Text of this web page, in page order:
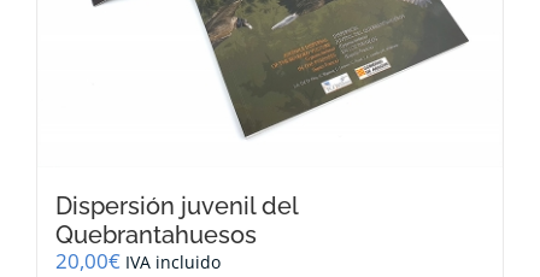
Dispersión juvenil del
Quebrantahuesos
20,00€ IVA incluido